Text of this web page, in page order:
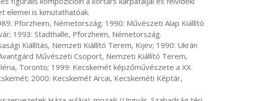
is kimutathatóak.
1993: Stadthalle, Pforzheim, Németország.
Művészeti Csoport, Nemzeti Kiállító Terem,
Toronto; 1999: Kecskemét képzőművészete a XX.
2000: Kecskemét Arcai, Kecskeméti Képtár,